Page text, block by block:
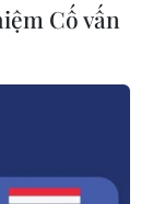
Cố vấn